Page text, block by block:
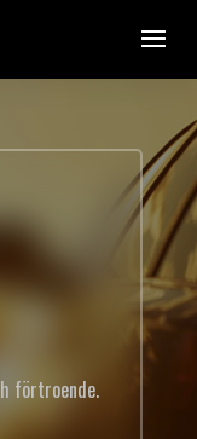
förtroende.